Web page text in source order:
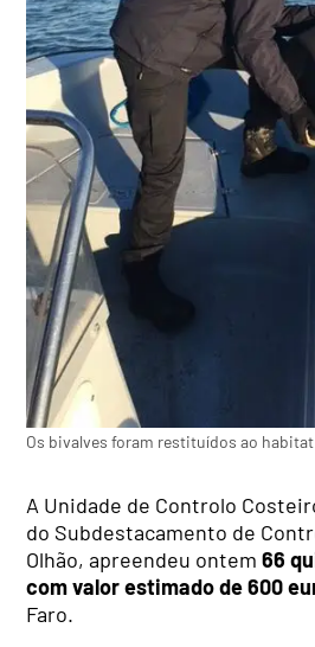
Os bivalves foram restituídos ao
A Unidade de Controlo
do Subdestacamento de
Olhão, apreendeu ontem66
com valor estimado de 600
Faro.